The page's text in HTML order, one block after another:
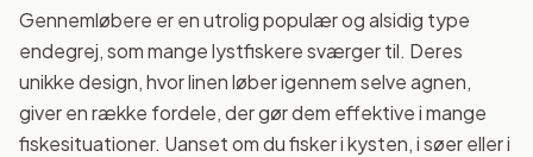
Gennemløbere er en utrolig populær og alsidig type
endegrej, som mange lystfiskere sværger til. Deres
unikke design, hvor linen løber igennem selve agnen,
giver en række fordele, der gør dem effektive i mange
fiskesituationer. Uanset om du fisker i kysten, i søer eller i